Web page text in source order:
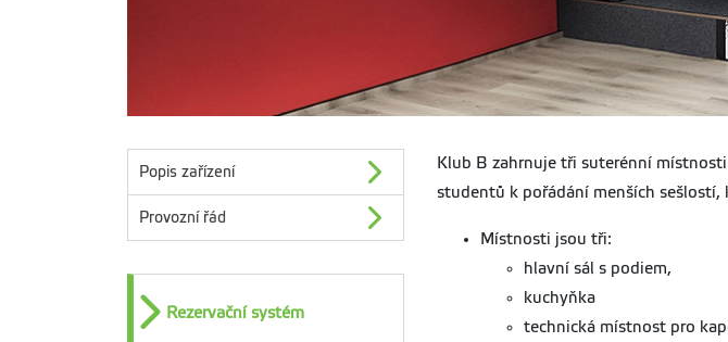
Popis zařízení
Provozní řád
Rezervační systém
Klub B zahrnuje tři suterénní
studentů k pořádání menších sešlostí,
Místnosti jsou tři:
hlavní sál s podiem,
kuchyňka
technická místnost pro